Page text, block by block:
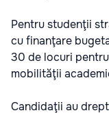
Pentru studenţii
cu finanţare
30 de locuri
mobilităţii
Candidaţii au